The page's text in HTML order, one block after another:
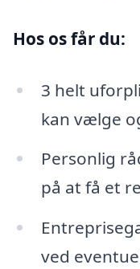
Hos os får du:
3 helt
kan vælge
Personlig
på at få et
ved